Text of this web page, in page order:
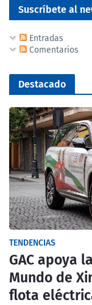
Suscríbete al
Entradas
Comentarios
Destacado
TENDENCIAS
GAC apoya
Mundo de
flota